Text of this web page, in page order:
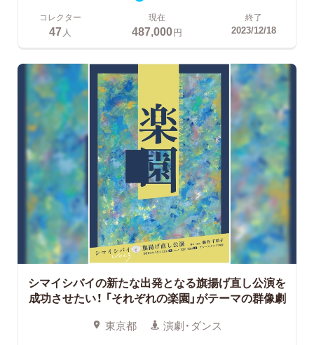
コレクター
47 人
現在
487,000円
終了
2023/12/18
シマイシバイの新たな出発となる旗揚げ直し公演を
成功させたい！ 「それぞれの楽園」がテーマの群像劇
東京都 演劇・ダンス